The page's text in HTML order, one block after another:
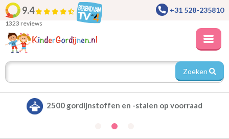
9.4
1323 reviews
+31 528-235810
Zoeken
Alle gordijnen verduisterend leverbaar